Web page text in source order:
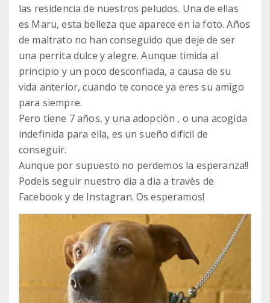
las residencia de nuestros peludos. Una de ellas
es Maru, esta belleza que aparece en la foto. Años
de maltrato no han conseguido que deje de ser
una perrita dulce y alegre. Aunque timida al
principio y un poco desconfiada, a causa de su
vida anterior, cuando te conoce ya eres su amigo
para siempre.
Pero tiene 7 años, y una adopciòn , o una acogida
indefinida para ella, es un sueño dificil de
conseguir.
Aunque por supuesto no perdemos la esperanza!!
Podeìs seguir nuestro dia a dia a travès de
Facebook y de Instagran. Os esperamos!